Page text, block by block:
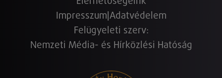
Impresszum Adatvédelem
Felügyeleti szerv:
Nemzeti Média- és Hírközlési Hatóság